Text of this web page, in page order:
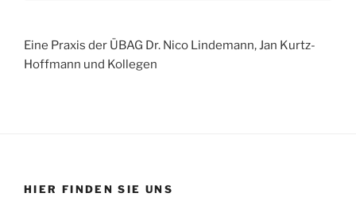
Eine Praxis der ÜBAG Dr. Nico Lindemann, Jan Kurtz-
Hoffmann und Kollegen
HIER FINDEN SIE UNS